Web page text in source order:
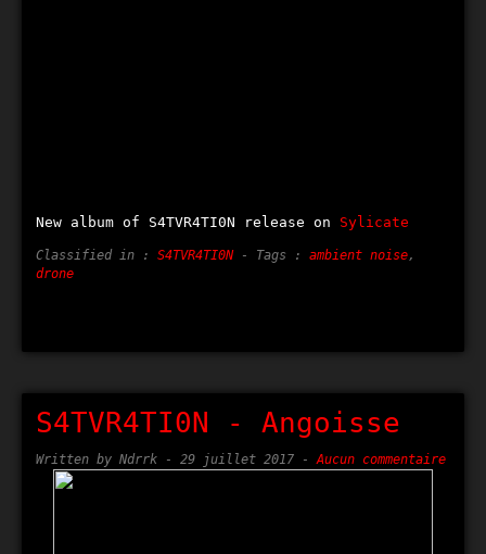
New album of S4TVR4TI0N release on Sylicate
Classified in : S4TVR4TI0N- Tags : ambient noise,
drone
S4TVR4TI0N - Angoisse
Written by Ndrrk - 29 juillet 2017 - Aucun commentaire